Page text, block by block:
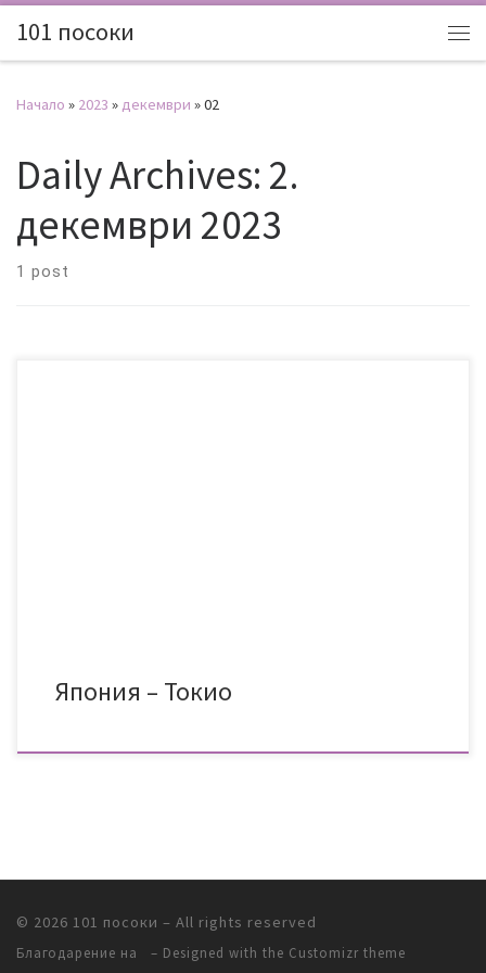
101 посоки
Начало » 2023 » декември »02
Daily Archives: 2.
декември 2023
1 post
Япония – Токио
© 2026 101 посоки – All rights reserved
Благодарение на – Designed with the Customizr theme